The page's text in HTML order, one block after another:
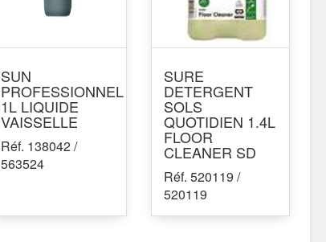
SUN
PROFESSIONNEL
1L LIQUIDE
VAISSELLE
Réf. 138042 /
563524
SURE
DETERGENT
SOLS
QUOTIDIEN 1.4L
FLOOR
CLEANER SD
Réf. 520119 /
520119